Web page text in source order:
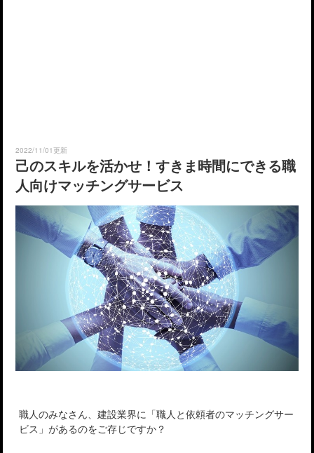
2022/11/01更新
己のスキルを活かせ！すきま時間にできる職
人向けマッチングサービス
職人のみなさん、建設業界に「職人と依頼者のマッチングサー
ビス」があるのをご存じですか？